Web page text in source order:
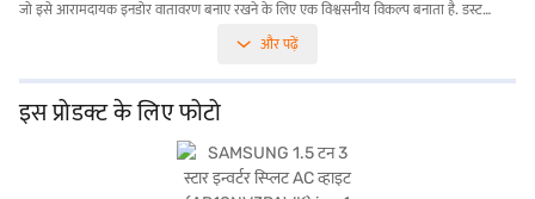
जो इसे आरामदायक इनडोर वातावरण बनाए रखने के लिए एक विश्वसनीय विकल्प बनाता है. डस्ट
मुक्त है. इसके आकार 106.5 x 24.3 x 29.8 सेमी हैं, जो आपके लिविंग स्पेस में आसानी से समाहित
बिल पर बचत करने में मदद करती है. Samsung AC प्रोडक्ट पर 1 वर्ष की निर्माता वारंटी और कंप्रेसर
पर 5 वर्ष की वारंटी देता है, जिससे आपको मानसिक शांति मिलती है. परफॉर्मेंस और ऊर्जा बचत का
संतुलन चाहने वाले लोगों के लिए आदर्श, यह AC किसी भी आधुनिक घर में बेहतरीन विकल्प है.
खरीदारी करने के लिए बजाज फाइनेंस पर विकल्पों के बारे में जानें या पार्टनर स्टोर पर जाएं और Easy
और पढ़ें
इस प्रोडक्ट के लिए फोटो